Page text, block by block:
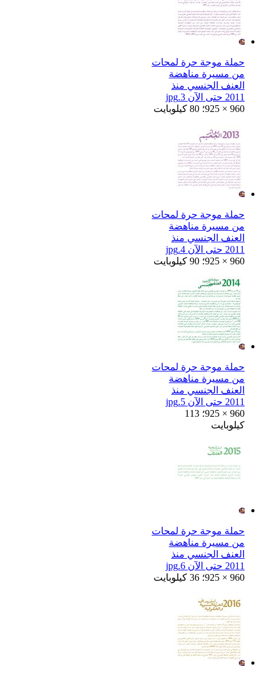
حملة موجة حرة لمحات
من مسيرة مناهضة
العنف الجنسي منذ
2011 حتى الآن 3.jpg
925 × 960؛ 80 كيلوبايت
حملة موجة حرة لمحات
من مسيرة مناهضة
العنف الجنسي منذ
2011 حتى الآن 4.jpg
925 × 960؛ 90 كيلوبايت
حملة موجة حرة لمحات
من مسيرة مناهضة
العنف الجنسي منذ
2011 حتى الآن 5.jpg
925 × 960؛ 113
كيلوبايت
حملة موجة حرة لمحات
من مسيرة مناهضة
العنف الجنسي منذ
2011 حتى الآن 6.jpg
925 × 960؛ 36 كيلوبايت